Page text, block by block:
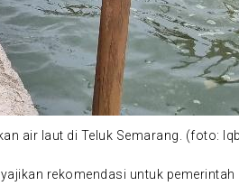
air laut di Teluk Semarang. (foto:
rekomendasi untuk